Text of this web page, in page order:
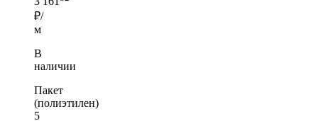
₽/
м
В
наличии
Пакет
(полиэтилен)
5